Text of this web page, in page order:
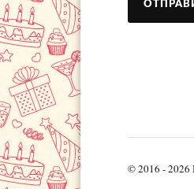
© 2016 - 2026